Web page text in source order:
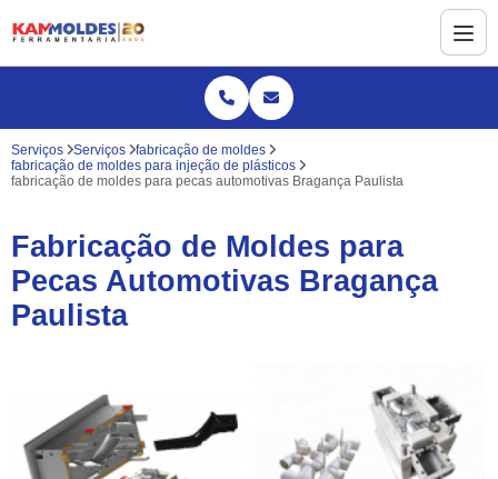
Serviços Serviços
fabricação de moldes
fabricação de moldes para injeção de plásticos
fabricação de moldes para pecas automotivas Bragança Paulista
Fabricação de Moldes para
Pecas Automotivas Bragança
Paulista